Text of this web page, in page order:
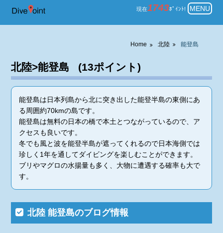
北陸 能登島 ダイビングのポイン
現在1743ﾎﾟｲﾝﾄ! MENU
Home 北陸 能登島
北陸>能登島 (13ポイント)
能登島は日本列島から北に突き出した能登半島の東側にあ
る周囲約70kmの島です。
能登島は無料の日本の橋で本土とつながっているので、ア
クセスも良いです。
冬でも風と波を能登半島が遮ってくれるので日本海側では
珍しく1年を通してダイビングを楽しむことができます。
ブリやマグロの水揚量も多く、大物に遭遇する確率も大で
す。
北陸 能登島のブログ情報